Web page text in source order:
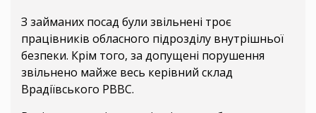
З займаних посад були звільнені троє
працівників обласного підрозділу внутрішньої
безпеки. Крім того, за допущені порушення
звільнено майже весь керівний склад
Врадіївського РВВС.